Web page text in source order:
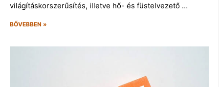
világításkorszerűsítés, illetve hő- és füstelvezető …
BŐVEBBEN »